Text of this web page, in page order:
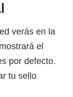
verás en la
el
por defecto.
tu sello